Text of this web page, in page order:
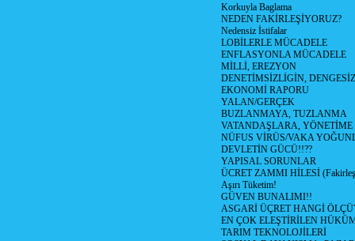
Korkuyla Baglama
NEDEN FAKİRLEŞİYORUZ?
Nedensiz İstifalar
LOBİLERLE MÜCADELE
ENFLASYONLA MÜCADELE
MİLLİ, EREZYON
DENETİMSİZLİGİN,
EKONOMİ RAPORU
YALAN/GERÇEK
BUZLANMAYA, TUZLANMA
VATANDAŞLARA,
NÜFUS VİRÜS/VAKA
DEVLETİN GÜCÜ!!??
YAPISAL SORUNLAR
ÜCRET ZAMMI HİLESİ
Aşırı Tüketim!
GÜVEN BUNALIMI!!
ASGARİ ÜÇRET HANGİ
EN ÇOK ELEŞTİRİLEN
TARIM TEKNOLOJİLERİ